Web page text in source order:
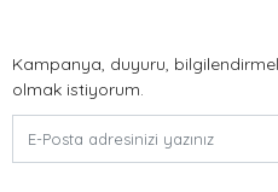
Kampanya, duyuru,
olmak istiyorum.